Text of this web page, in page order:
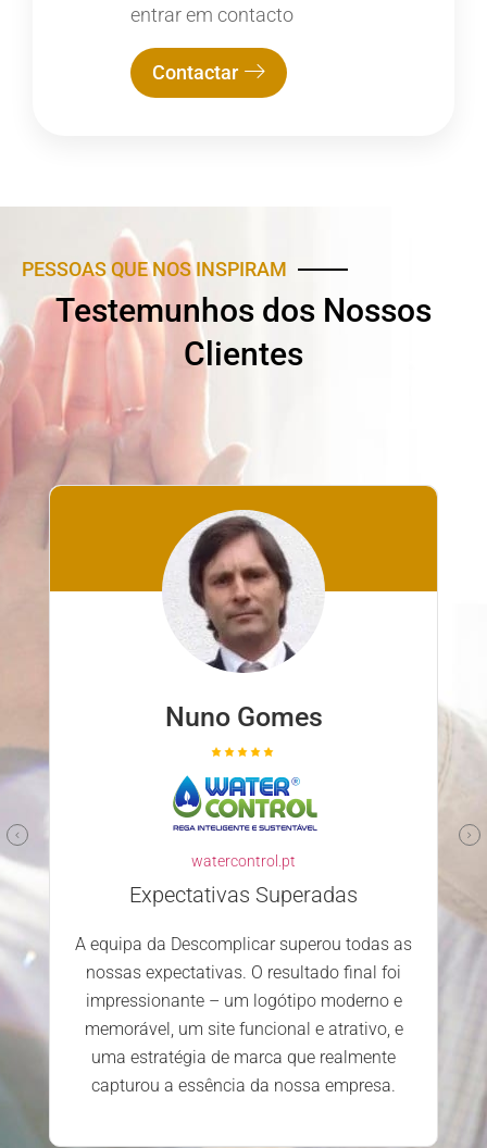
entrar em contacto
Contactar
PESSOAS QUE NOS INSPIRAM
Testemunhos dos Nossos
Clientes
Nuno Gomes
watercontrol.pt
Expectativas Superadas
A equipa da Descomplicar superou todas as
nossas expectativas. O resultado final foi
impressionante – um logótipo moderno e
memorável, um site funcional e atrativo, e
uma estratégia de marca que realmente
capturou a essência da nossa empresa.